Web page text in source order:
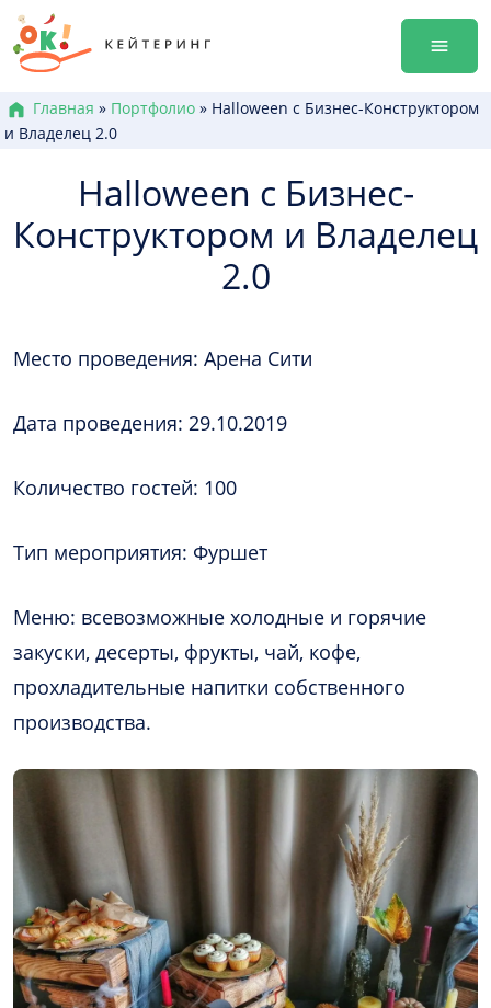
Перейти
содержанию
гала-
Меню
Главная » Портфолио » Halloween с Бизнес-Конструктором
и Владелец 2.0
Halloween с Бизнес-
Конструктором и Владелец
2.0
Место проведения: Арена Сити
Дата проведения: 29.10.2019
Количество гостей: 100
Тип мероприятия: Фуршет
Меню: всевозможные холодные и горячие
закуски, десерты, фрукты, чай, кофе,
прохладительные напитки собственного
производства.